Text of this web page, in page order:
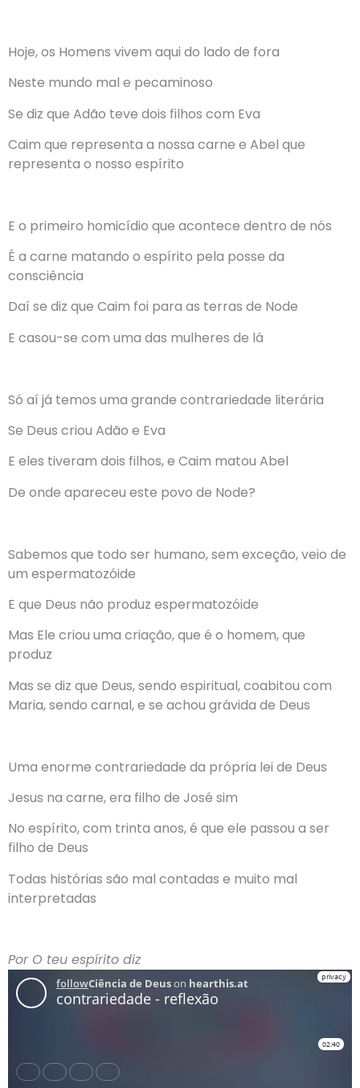
Hoje, os Homens vivem aqui do lado de fora
Neste mundo mal e pecaminoso
Se diz que Adão teve dois filhos com Eva
Caim que representa a nossa carne e Abel que
representa o nosso espírito
E o primeiro homicídio que acontece dentro de nós
É a carne matando o espírito pela posse da
consciência
Daí se diz que Caim foi para as terras de Node
E casou-se com uma das mulheres de lá
Só aí já temos uma grande contrariedade literária
Se Deus criou Adão e Eva
E eles tiveram dois filhos, e Caim matou Abel
De onde apareceu este povo de Node?
Sabemos que todo ser humano, sem exceção, veio de
um espermatozóide
E que Deus não produz espermatozóide
Mas Ele criou uma criação, que é o homem, que
produz
Mas se diz que Deus, sendo espiritual, coabitou com
Maria, sendo carnal, e se achou grávida de Deus
Uma enorme contrariedade da própria lei de Deus
Jesus na carne, era filho de José sim
No espírito, com trinta anos, é que ele passou a ser
filho de Deus
Todas histórias são mal contadas e muito mal
interpretadas
Por O teu espírito diz